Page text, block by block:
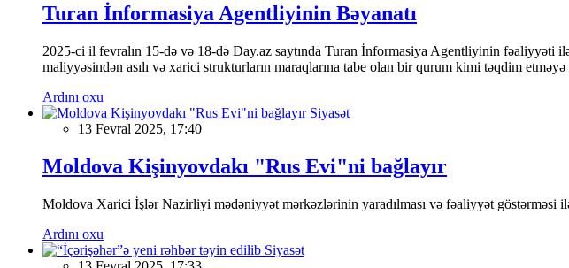
Turan İnformasiya Agentliyinin Bəyanatı
2025-ci il fevralın 15-də və 18-də Day.az saytında Turan İnformasiya Agentliyinin
maliyyəsindən asılı və xarici strukturların maraqlarına tabe olan bir qurum kimi təqdim etməyə
Ardını oxu
Siyasət
13 Fevral 2025, 17:40
Moldova Kişinyovdakı "Rus Evi"ni bağlayır
Moldova Xarici İşlər Nazirliyi mədəniyyət mərkəzlərinin yaradılması və fəaliyyət
Ardını oxu
Siyasət